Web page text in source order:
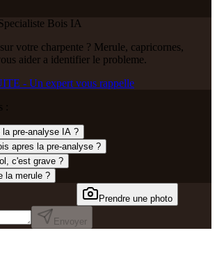
Bois IA
votre charpente ? Merule, capricornes,
aider a identifier le probleme.
- Un expert vous rappelle
pre-analyse IA ?
apres la pre-analyse ?
c'est grave ?
la merule ?
Prendre une photo
Envoyer